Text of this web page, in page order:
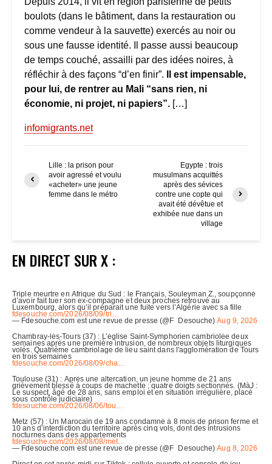
boulots (dans le bâtiment, dans la restauration ou
comme vendeur à la sauvette) exercés au noir ou
sous une fausse identité. Il passe aussi beaucoup
de temps couché, assailli par des idées noires, à
réfléchir à des façons “d’en finir”. Il est impensable,
pour lui, de rentrer au Mali “sans rien, ni
économie, ni projet, ni papiers”. […]
infomigrants.net
Lille : la prison pour
avoir agressé et voulu
«acheter» une jeune
femme dans le métro
Egypte : trois
musulmans acquittés
après des sévices
contre une copte qui
avait été dévêtue et
exhibée nue dans un
village
EN DIRECT SUR X :